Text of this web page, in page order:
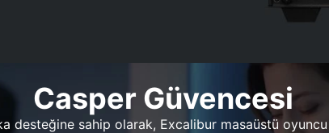
Casper Güvencesi
desteğine sahip olarak, Excalibur masaüstü